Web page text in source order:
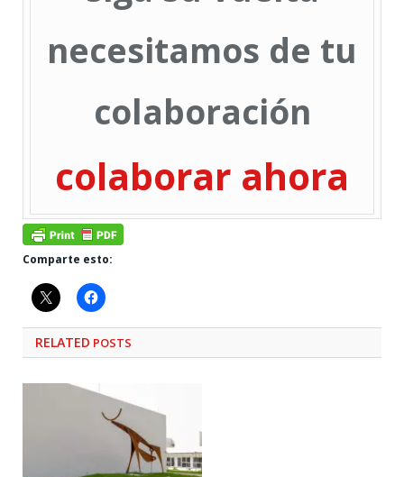
necesitamos de tu
colaboración
colaborar ahora
Comparte esto:
RELATED POSTS